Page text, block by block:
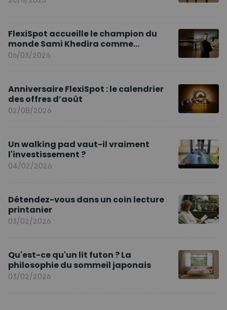
FlexiSpot accueille le champion du
monde Sami Khedira comme
ambassadeur de la marque en Europe
06/03/2026
Anniversaire FlexiSpot : le calendrier
des offres d’août
02/08/2026
Un walking pad vaut-il vraiment
l'investissement ?
04/02/2026
Détendez-vous dans un coin lecture
printanier
03/02/2026
Qu'est-ce qu'un lit futon ? La
philosophie du sommeil japonais
03/02/2026